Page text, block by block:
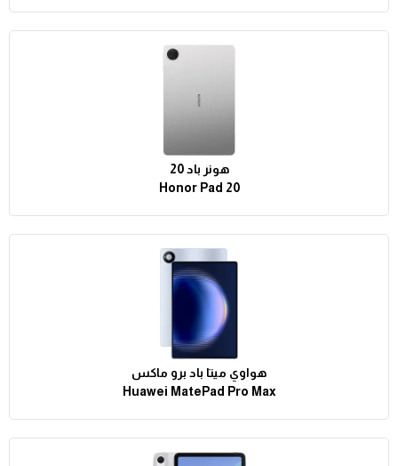
هونر باد 20
Honor Pad 20
هواوي ميتا باد برو ماكس
Huawei MatePad Pro Max